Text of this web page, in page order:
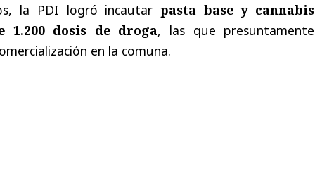
la PDI logró incautarpasta base y cannabis
1.200 dosis de droga, las que presuntamente
en la comuna.